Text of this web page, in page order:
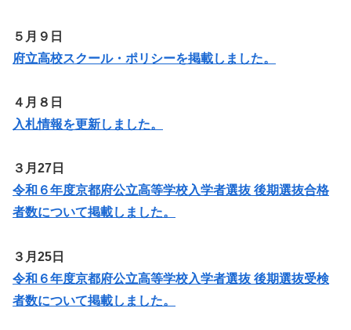
５月９日
府立高校スクール・ポリシーを掲載しました。
４月８日
入札情報を更新しました。
３月27日
令和６年度京都府公立高等学校入学者選抜 後期選抜合格
者数について掲載しました。
３月25日
令和６年度京都府公立高等学校入学者選抜 後期選抜受検
者数について掲載しました。